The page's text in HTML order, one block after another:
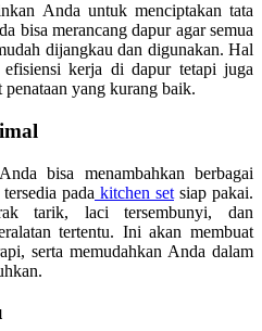
Anda untuk menciptakan tata
bisa merancang dapur agar semua
dijangkau dan digunakan. Hal
kerja di dapur tetapi juga
yang kurang baik.
bisa menambahkan berbagai
pada kitchen set siap pakai.
tarik, laci tersembunyi, dan
tertentu. Ini akan membuat
serta memudahkan Anda dalam